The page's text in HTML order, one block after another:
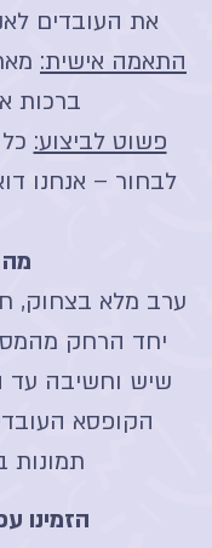
את העובדים
התאמה אישית:
ברכות
פשוט לביצוע:
לבחור – אנחנו
ערב מלא בצחוק,
יחד הרחק
שיש וחשיבה עד
הקופסא
הזמינו